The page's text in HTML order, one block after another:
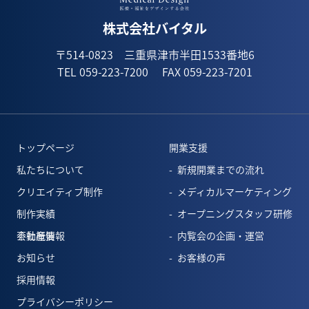
株式会社バイタル
〒514-0823 三重県津市半田1533番地6
TEL 059-223-7200 FAX 059-223-7201
トップページ
私たちについて
クリエイティブ制作
制作実績
会社概要
開業支援
新規開業までの流れ
メディカルマーケティング
オープニングスタッフ研修
内覧会の企画・運営
お客様の声
不動産情報
お知らせ
採用情報
プライバシーポリシー